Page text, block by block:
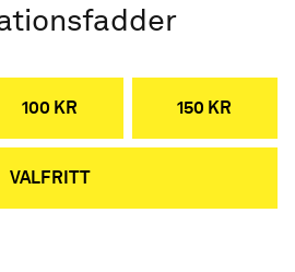
100 KR 150 KR
VALFRITT